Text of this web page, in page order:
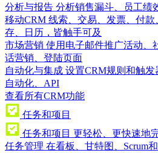
分析与报告 分析销售漏斗、员工绩
移动CRM 线索、交易、发票、付
存、日历，皆触手可及
市场营销 使用电子邮件推广活动、
话营销、登陆页面
自动化与集成 设置CRM规则和触
自动化、API
查看所有CRM功能
任务和项目
任务和项目 更轻松、更快速地
任务管理 在看板、甘特图、Scrum